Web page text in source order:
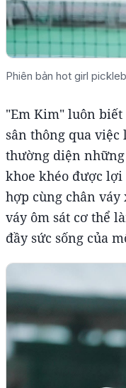
Phiên bản hot girl
"Em Kim" luôn
sân thông qua việc
thường diện
khoe khéo được
hợp cùng chân
váy ôm sát cơ thể
đầy sức sống của